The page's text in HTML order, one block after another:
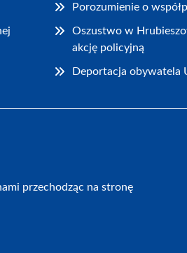
Porozumienie o
Oszustwo w
akcję policyjną
Deportacja obywatela
przechodząc na stronę